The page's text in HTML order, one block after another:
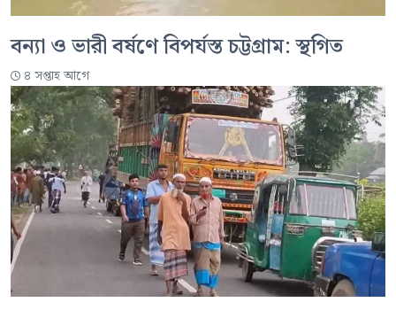
বন্যা ও ভারী বর্ষণে বিপর্যস্ত চট্টগ্রাম: স্থগিত
৪ সপ্তাহ আগে